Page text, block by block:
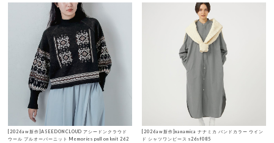
[2026aw新作]ASEEDONCLOUD アシードンクラウド
ウール プルオーバーニット Memories pull on knit 262
[2026aw新作]nanamica ナナミカ バンドカラー ウイン
ド シャツワンピース s26sf085